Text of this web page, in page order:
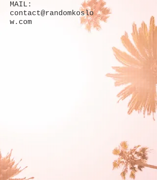
MAIL:
contact@randomkoslo
w.com